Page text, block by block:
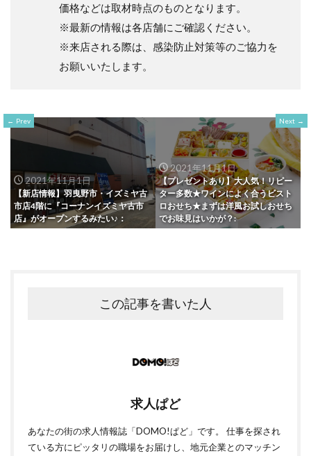
価格などは取材時点のものとなります。
※最新の情報は各店舗にご確認ください。
※来店される際は、感染防止対策等のご協力を
お願いいたします。
Prev
2021年11月1日
【新店情報】羽曳野市・イズミヤ古
市店4階に『コーナンイズミヤ古市
店』がオープンするみたい♪：
Next
2021年11月1日
【プレゼントあり】大人気！リピー
ター多数★ワインによく合うビスト
ロおせち★まずは洋風お試しおせち
でお味見はいかが？:
この記事を書いた人
求人ぱど
あなたの街の求人情報誌「DOMO!ぱど」です。 仕事を探され
ている方にピッタリの職場をお届けし、地元企業とのマッチン